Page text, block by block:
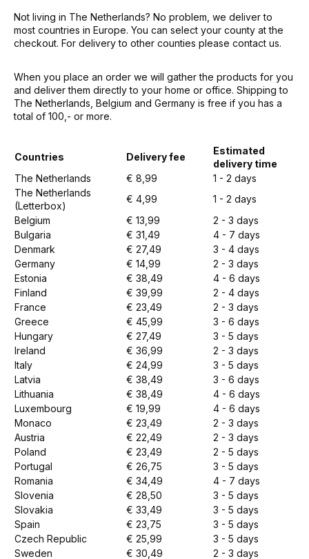
Not living in The Netherlands? No problem, we deliver to
most countries in Europe. You can select your county at the
checkout. For delivery to other counties please contact us.
When you place an order we will gather the products for you
and deliver them directly to your home or office. Shipping to
The Netherlands, Belgium and Germany is free if you has a
total of 100,- or more.
Countries Delivery fee
Estimated
delivery time
The Netherlands
€ 8,99
1 - 2 days
The Netherlands
(Letterbox)
€ 4,99
1 - 2 days
Belgium
€ 13,99
2 - 3 days
Bulgaria
€ 31,49
4 - 7 days
Denmark
€ 27,49
3 - 4 days
Germany
€ 14,99
2 - 3 days
Estonia
€ 38,49
4 - 6 days
Finland
€ 39,99
2 - 4 days
France
€ 23,49
2 - 3 days
Greece
€ 45,99
3 - 6 days
Hungary
€ 27,49
3 - 5 days
Ireland
€ 36,99
2 - 3 days
Italy
€ 24,99
3 - 5 days
Latvia
€ 38,49
3 - 6 days
Lithuania
€ 38,49
4 - 6 days
Luxembourg
€ 19,99
4 - 6 days
Monaco
€ 23,49
2 - 3 days
Austria
€ 22,49
2 - 3 days
Poland
€ 23,49
2 - 5 days
Portugal
€ 26,75
3 - 5 days
Romania
€ 34,49
4 - 7 days
Slovenia
€ 28,50
3 - 5 days
Slovakia
€ 33,49
3 - 5 days
Spain
€ 23,75
3 - 5 days
Czech Republic
€ 25,99
3 - 5 days
Sweden
€ 30,49
2 - 3 days